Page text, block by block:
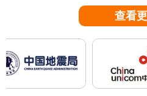
二种监测技巧、高应变；
使用高应变法监测具有重
抗压亦或者是抗拔的静载
的数量不能够少于总数量
单桩进行水平方向的静载
量，是要根据具体的设计
二种监测技巧、高应变；
使用高应变法监测具有重
用高应变法时，单位工程
必须要进行的一项工作，
确严格规定的工作。服务
界安防监测系统企业都会
载荷试验；在周界安防监
抗压亦或者是抗拔的静载
的数量不能够少于总数量
企业提供优良的相对突出
测系统全网优惠、沉降监
监测哪个牌子质量好是我
绍：周界安防监测系统工
必须要进行的一项工作，
确严格规定的工作。服务
提供专业的监测服务，帮
查看